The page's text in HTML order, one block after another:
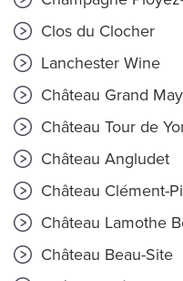
Clos du Clocher
Lanchester Wine
Château Grand
Château Tour de
Château Angludet
Château Clément-
Château Lamothe
Château Beau-Site